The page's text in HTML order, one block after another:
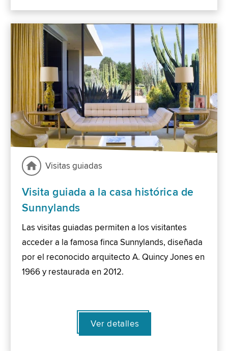
Visitas guiadas
Visita guiada a la casa histórica de
Sunnylands
Las visitas guiadas permiten a los visitantes
acceder a la famosa finca Sunnylands, diseñada
por el reconocido arquitecto A. Quincy Jones en
1966 y restaurada en 2012.
Ver detalles